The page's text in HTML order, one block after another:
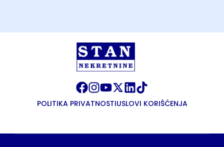
POLITIKA PRIVATNOSTIUSLOVI KORIŠĆENJA